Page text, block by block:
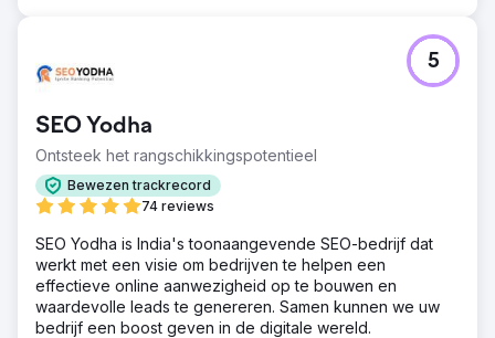
SEO Yodha
Ontsteek het rangschikkingspotentieel
Bewezen trackrecord
74 reviews
5
SEO Yodha is India's toonaangevende SEO-bedrijf dat
werkt met een visie om bedrijven te helpen een
effectieve online aanwezigheid op te bouwen en
waardevolle leads te genereren. Samen kunnen we uw
bedrijf een boost geven in de digitale wereld.